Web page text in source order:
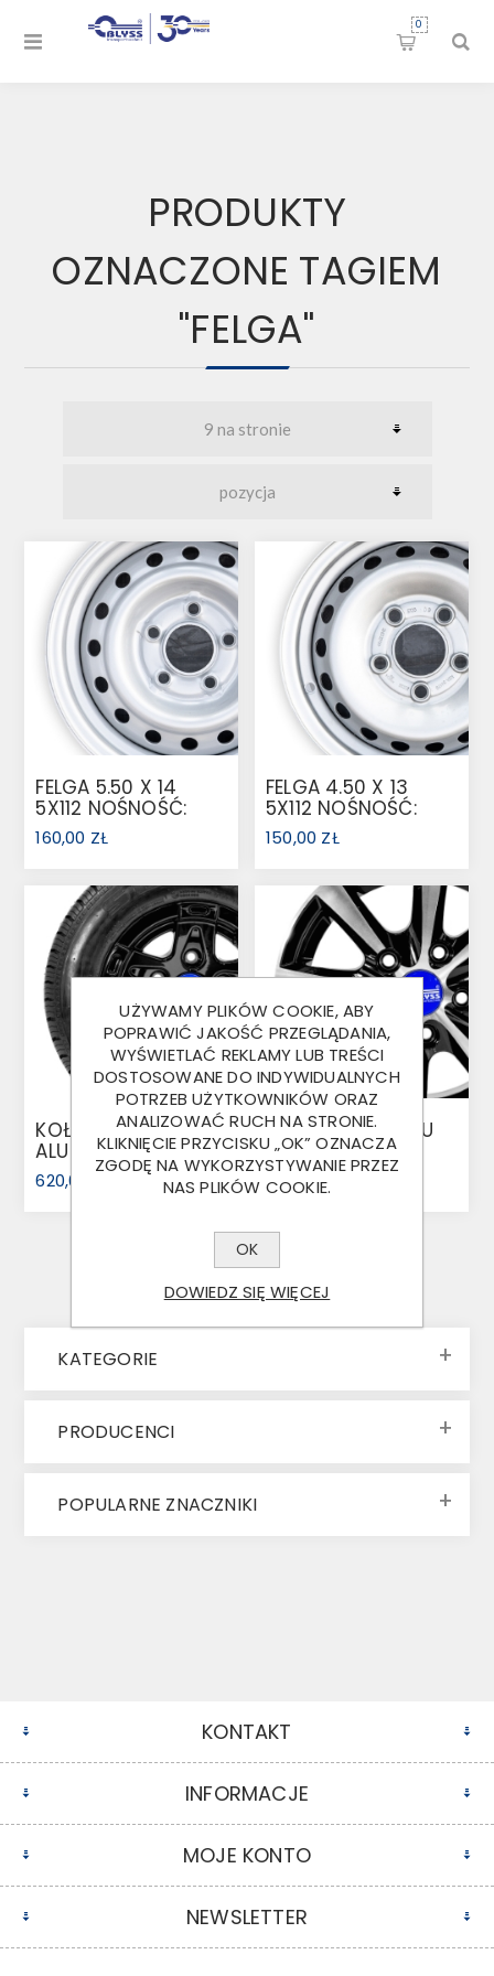
0
PRODUKTY
OZNACZONE TAGIEM
"FELGA"
FELGA 5.50 X 14
5X112 NOŚNOŚĆ:
950 KG
160,00 ZŁ
FELGA 4.50 X 13
5X112 NOŚNOŚĆ:
710KG
150,00 ZŁ
KOŁO 195 55 R10C
ALU TR603
620,00 ZŁ
FELGA 5.00X13 ALU
ET30 5X112
520,00 ZŁ
KATEGORIE
PRODUCENCI
POPULARNE ZNACZNIKI
KONTAKT
INFORMACJE
MOJE KONTO
NEWSLETTER
UŻYWAMY PLIKÓW COOKIE, ABY
POPRAWIĆ JAKOŚĆ PRZEGLĄDANIA,
WYŚWIETLAĆ REKLAMY LUB TREŚCI
DOSTOSOWANE DO INDYWIDUALNYCH
POTRZEB UŻYTKOWNIKÓW ORAZ
ANALIZOWAĆ RUCH NA STRONIE.
KLIKNIĘCIE PRZYCISKU „OK” OZNACZA
ZGODĘ NA WYKORZYSTYWANIE PRZEZ
NAS PLIKÓW COOKIE.
OK
DOWIEDZ SIĘ WIĘCEJ